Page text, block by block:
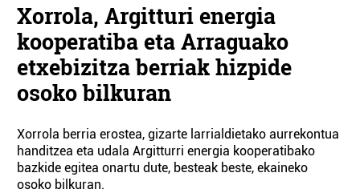
Xorrola, Argitturi energia
kooperatiba eta Arraguako
etxebizitza berriak hizpide
osoko bilkuran
Xorrola berria erostea, gizarte larrialdietako aurrekontua
handitzea eta udala Argitturri energia kooperatibako
bazkide egitea onartu dute, besteak beste, ekaineko
osoko bilkuran.